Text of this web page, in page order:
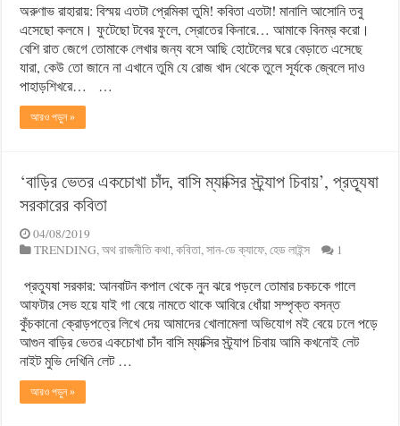
অরুণাভ রাহারায়: বিস্ময় এতটা প্রেমিকা তুমি! কবিতা এতটা! মানালি আসোনি তবু
এসেছো কলমে। ফুটেছো টবের ফুলে, স্রোতের কিনারে… আমাকে বিনম্র করো।
বেশি রাত জেগে তোমাকে লেখার জন্য বসে আছি হোটেলের ঘরে বেড়াতে এসেছে
যারা, কেউ তো জানে না এখানে তুমি যে রোজ খাদ থেকে তুলে সূর্যকে জ্বেলে দাও
পাহাড়শিখরে… …
আরও পড়ুন »
‘বাড়ির ভেতর একচোখা চাঁদ, বাসি ম্যাক্সির স্ট্র্যাপ চিবায়’, প্রত্যূষা
সরকারের কবিতা
04/08/2019
TRENDING,অথ রাজনীতি কথা,কবিতা,সান-ডে ক্যাফে,হেড লাইন্স 1
প্রত্যূষা সরকার: আনবাটন কপাল থেকে নুন ঝরে পড়লে তোমার চকচকে গালে
আফটার সেভ হয়ে যাই গা বেয়ে নামতে থাকে আবিরে ধোঁয়া সম্পৃক্ত বসন্ত
কুঁচকানো ক্রোড়পত্রে লিখে দেয় আমাদের খোলামেলা অভিযোগ মই বেয়ে ঢলে পড়ে
আগুন বাড়ির ভেতর একচোখা চাঁদ বাসি ম্যাক্সির স্ট্র্যাপ চিবায় আমি কখনোই লেট
নাইট মুভি দেখিনি লেট …
আরও পড়ুন »